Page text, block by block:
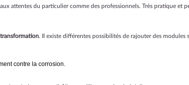
attentes du particulier comme des professionnels. Très pratique et
. Il existe différentes possibilités de rajouter des
contre la corrosion.